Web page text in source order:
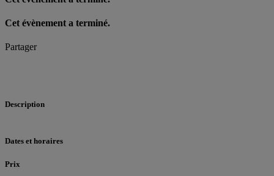
Cet évènement a terminé.
Partager
Description
Dates et horaires
Prix